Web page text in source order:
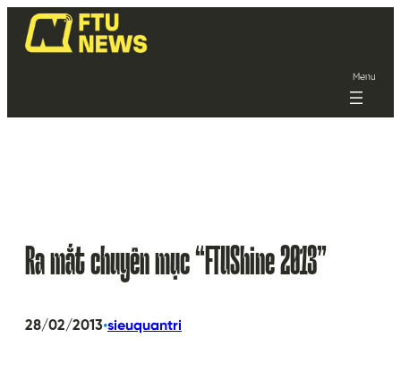
Menu
Ra mắt chuyên mục “FTUShine 2013”
28/02/2013•sieuquantri